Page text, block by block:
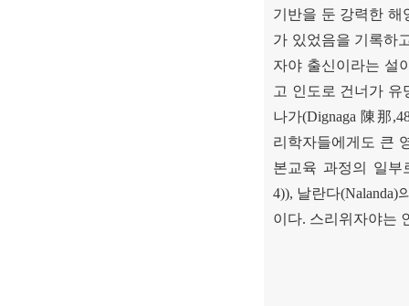
기반을 둔 강력한 해
가 있었음을 기록하
자야 출신이라는 설
고 인도로 건너가 유
나가(Dignaga 陳那
리학자들에게도 큰
본교육 과정의 일부
4)), 날란다(Nalanda)
이다. 스리위자야는